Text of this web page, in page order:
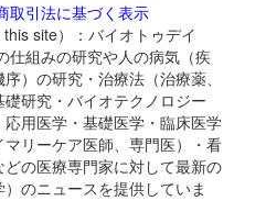
取引法に基づく表示
site）：バイオトゥデイ
仕組みの研究や人の病気（疾
）の研究・治療法（治療薬、
研究・バイオテクノロジー
応用医学・基礎医学・臨床医学
リーケア医師、専門医）・看
の医療専門家に対して最新の
のニュースを提供していま